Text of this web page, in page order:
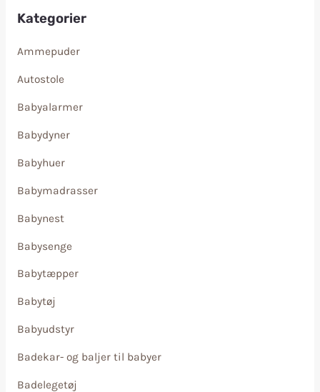
Kategorier
Ammepuder
Autostole
Babyalarmer
Babydyner
Babyhuer
Babymadrasser
Babynest
Babysenge
Babytæpper
Babytøj
Babyudstyr
Badekar- og baljer til babyer
Badelegetøj